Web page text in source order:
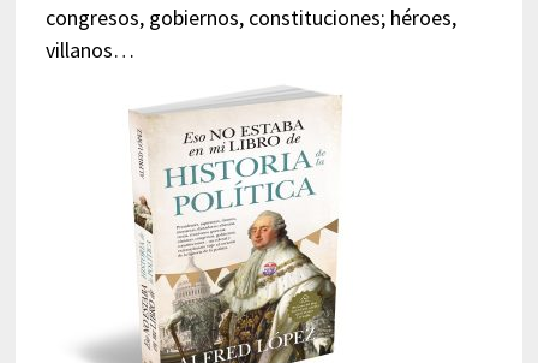
congresos, gobiernos, constituciones; héroes,
villanos…